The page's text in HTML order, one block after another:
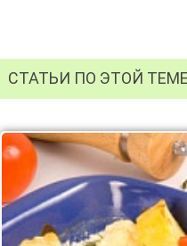
СТАТЬИ ПО ЭТОЙ